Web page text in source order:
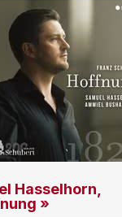
Hasselhorn,
»